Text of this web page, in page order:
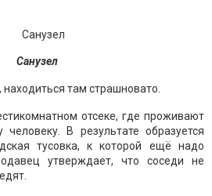
Санузел
там страшновато.
отсеке, где проживают
В результате образуется
тусовка, к которой ещё надо
утверждает, что соседи не